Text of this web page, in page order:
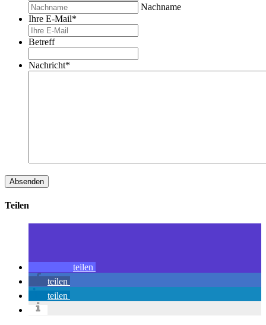
Nachname
Ihre E-Mail*
Betreff
Nachricht*
Teilen
teilen
teilen
teilen